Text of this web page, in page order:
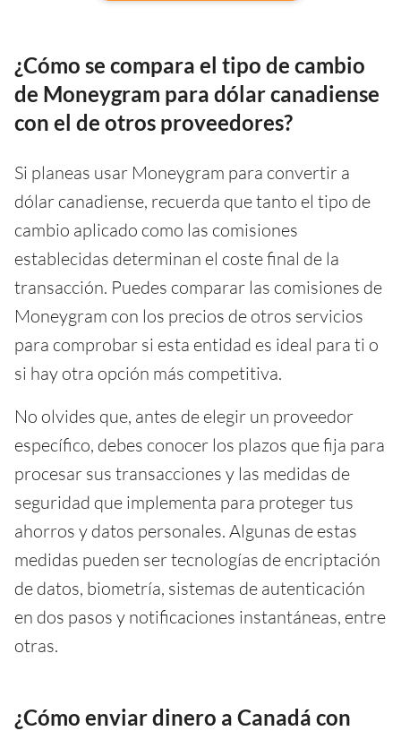
¿Cómo se compara el tipo de cambio
de Moneygram para dólar canadiense
con el de otros proveedores?
Si planeas usar Moneygram para convertir a
dólar canadiense, recuerda que tanto el tipo de
cambio aplicado como las comisiones
establecidas determinan el coste final de la
transacción. Puedes comparar las comisiones de
Moneygram con los precios de otros servicios
para comprobar si esta entidad es ideal para ti o
si hay otra opción más competitiva.
No olvides que, antes de elegir un proveedor
específico, debes conocer los plazos que fija para
procesar sus transacciones y las medidas de
seguridad que implementa para proteger tus
ahorros y datos personales. Algunas de estas
medidas pueden ser tecnologías de encriptación
de datos, biometría, sistemas de autenticación
en dos pasos y notificaciones instantáneas, entre
otras.
¿Cómo enviar dinero a Canadá con